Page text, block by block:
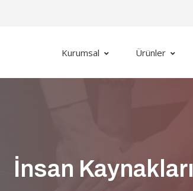
Kurumsal Ürünler
İnsan Kaynakları